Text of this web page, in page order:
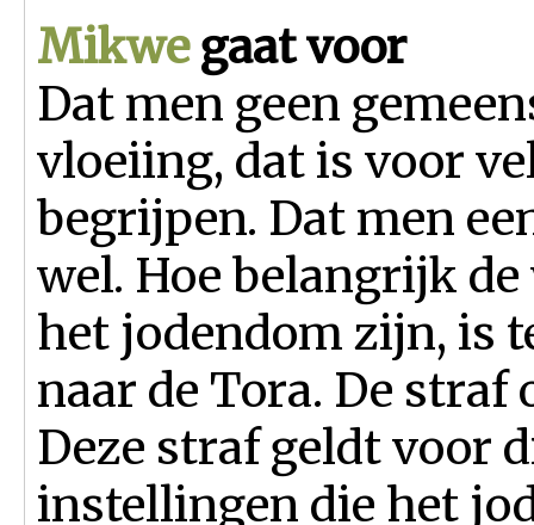
Mikwegaat voor
Dat men geen
vloeiing, dat is voor
begrijpen. Dat men
wel. Hoe belangrijk
het jodendom zijn, is
naar de Tora. De
Deze straf geldt voor
instellingen die het